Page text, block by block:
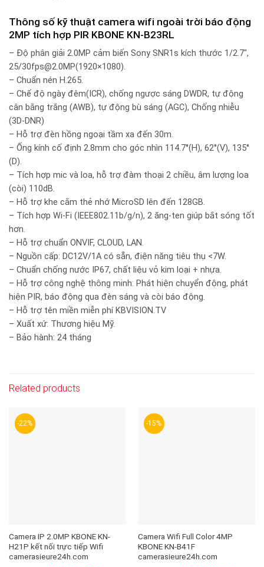
Thông số kỹ thuật camera wifi ngoài trời báo động
2MP tích hợp PIR KBONE KN-B23RL
– Độ phân giải 2.0MP cảm biến Sony SNR1s kích thước 1/2.7″,
25/30fps@2.0MP(1920×1080).
– Chuẩn nén H.265.
– Chế độ ngày đêm(ICR), chống ngược sáng DWDR, tự động
cân bằng trắng (AWB), tự động bù sáng (AGC), Chống nhiễu
(3D-DNR)
– Hỗ trợ đèn hồng ngoại tầm xa đến 30m.
– Ống kính cố định 2.8mm cho góc nhìn 114.7°(H), 62°(V), 135°
(D).
– Tích hợp mic và loa, hỗ trợ đàm thoại 2 chiều, âm lượng loa
(còi) 110dB.
– Hỗ trợ khe cắm thẻ nhớ MicroSD lên đến 128GB.
– Tích hợp Wi-Fi (IEEE802.11b/g/n), 2 ăng-ten giúp bắt sóng tốt
hơn.
– Hỗ trợ chuẩn ONVIF, CLOUD, LAN.
– Nguồn cấp: DC12V/1A có sẵn, điện năng tiêu thụ <7W.
– Chuẩn chống nước IP67, chất liệu vỏ kim loại + nhựa.
– Hỗ trợ công nghệ thông minh: Phát hiện chuyển động, phát
hiện PIR, báo động qua đèn sáng và còi báo động.
– Hỗ trợ tên miền miễn phí KBVISION.TV
– Xuất xứ: Thương hiệu Mỹ.
– Bảo hành: 24 tháng
Related products
-22%
Camera IP 2.0MP KBONE KN-
H21P kết nối trực tiếp Wifi
camerasieure24h.com
-15%
Camera Wifi Full Color 4MP
KBONE KN-B41F
camerasieure24h.com